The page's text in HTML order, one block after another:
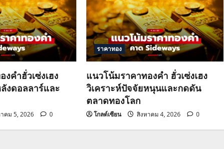
คำฮั่วเซ่งเฮง
งดอลลาร์และ
คม 5, 2026 0
ราคาทอง
แนวโน้มราคาทองคำ ฮั่วเซ่งเฮง
วิเคราะห์ปัจจัยหนุนและกดดัน
ตลาดทองโลก
โกลด์เซียน สิงหาคม 4, 2026 0